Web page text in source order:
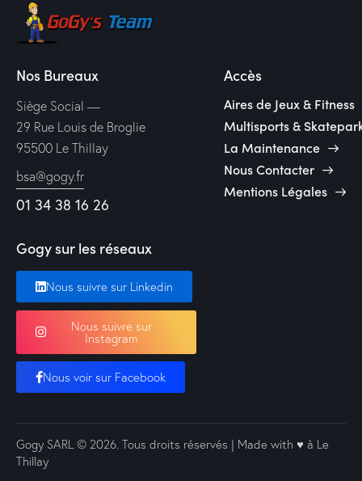
Nos Bureaux
Siège Social —
29 Rue Louis de Broglie
95500 Le Thillay
bsa@gogy.fr
01 34 38 16 26
Accès
Aires de Jeux & Fitness
Multisports &
La Maintenance
Nous Contacter
Mentions Légales
Gogy sur les réseaux
Nous suivre sur Linkedin
Nous suivre sur
Instagram
Nous voir sur Facebook
Gogy SARL © 2026. Tous droits réservés | Made with ♥️ à Le
Thillay